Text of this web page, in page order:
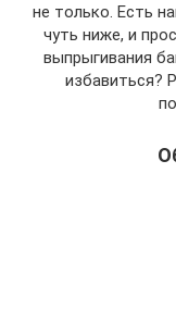
не только. Есть
чуть ниже, и
выпрыгивания
избавиться?